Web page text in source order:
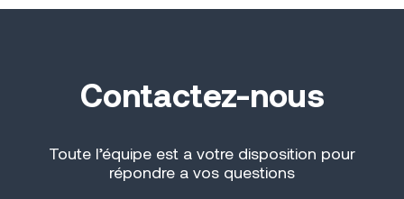
Contactez-nous
Toute l’équipe est a votre disposition pour
répondre a vos questions